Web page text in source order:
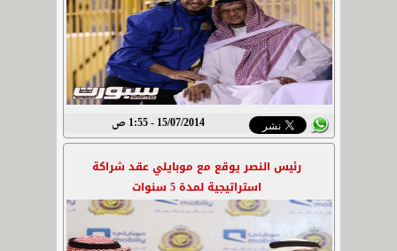
15/07/2014 - 1:55 ص
رئيس النصر يوقع مع موبايلي عقد شراكة
استراتيجية لمدة 5 سنوات